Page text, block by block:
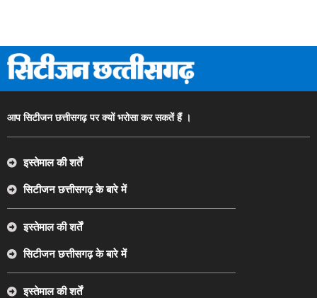
आप सिटीजन छत्तीसगढ़ पर क्यों भरोसा कर सकतें हैं ।
इस्तेमाल की शर्तें
सिटीजन छत्तीसगढ़ के बारे में
इस्तेमाल की शर्तें
सिटीजन छत्तीसगढ़ के बारे में
इस्तेमाल की शर्तें